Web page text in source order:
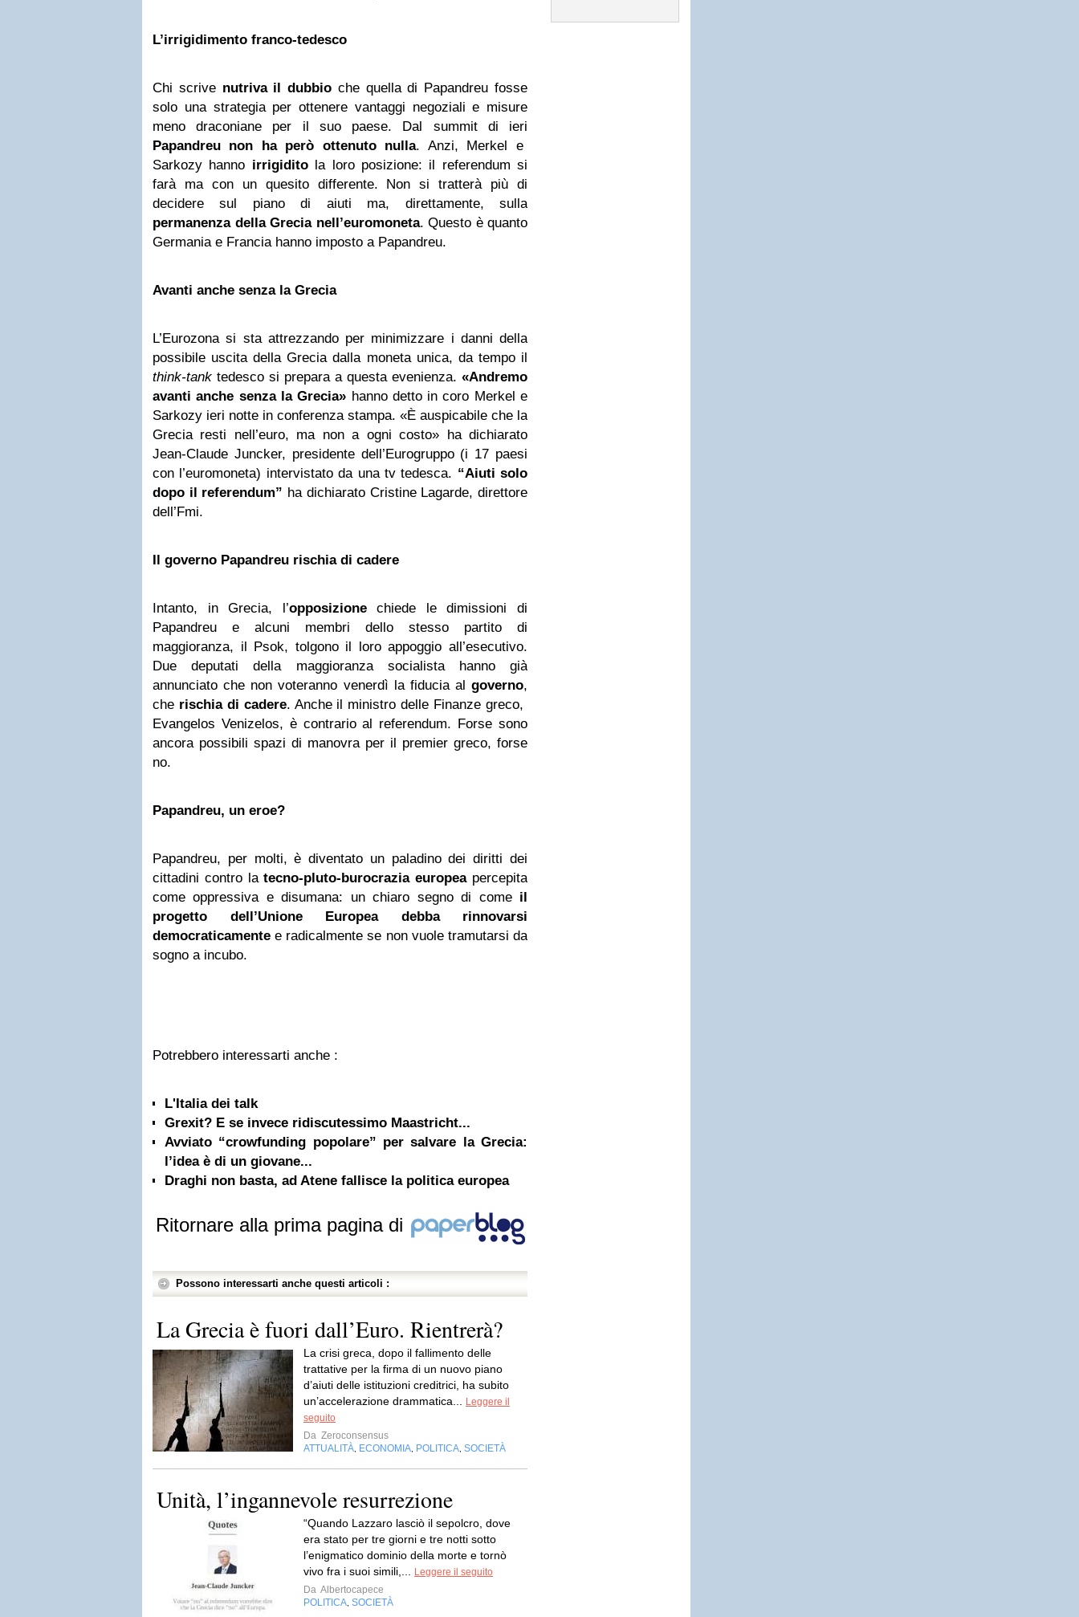
L’irrigidimento franco-tedesco
Chi scrive nutriva il dubbio che quella di Papandreu fosse
solo una strategia per ottenere vantaggi negoziali e misure
meno draconiane per il suo paese. Dal summit di ieri
Papandreu non ha però ottenuto nulla. Anzi, Merkel e
Sarkozy hanno irrigiditola loro posizione: il referendum si
farà ma con un quesito differente. Non si tratterà più di
decidere sul piano di aiuti ma, direttamente, sulla
permanenza della Grecia nell’euromoneta. Questo è quanto
Germania e Francia hanno imposto a Papandreu.
Avanti anche senza la Grecia
L’Eurozona si sta attrezzando per minimizzare i danni della
possibile uscita della Grecia dalla moneta unica, da tempo il
think-tank tedesco si prepara a questa evenienza. «Andremo
avanti anche senza la Grecia» hanno detto in coro Merkel e
Sarkozy ieri notte in conferenza stampa. «È auspicabile che la
Grecia resti nell’euro, ma non a ogni costo» ha dichiarato
Jean-Claude Juncker, presidente dell’Eurogruppo (i 17 paesi
con l’euromoneta) intervistato da una tv tedesca. “Aiuti solo
dopo il referendum” ha dichiarato Cristine Lagarde, direttore
dell’Fmi.
Il governo Papandreu rischia di cadere
Intanto, in Grecia, l’opposizionechiede le dimissioni di
Papandreu e alcuni membri dello stesso partito di
maggioranza, il Psok, tolgono il loro appoggio all’esecutivo.
Due deputati della maggioranza socialista hanno già
annunciato che non voteranno venerdì la fiducia al governo,
che rischia di cadere. Anche il ministro delle Finanze greco,
Evangelos Venizelos, è contrario al referendum. Forse sono
ancora possibili spazi di manovra per il premier greco, forse
no.
Papandreu, un eroe?
Papandreu, per molti, è diventato un paladino dei diritti dei
cittadini contro latecno-pluto-burocrazia europeapercepita
come oppressiva e disumana: un chiaro segno di come il
progetto dell’Unione Europea debba rinnovarsi
democraticamente e radicalmente se non vuole tramutarsi da
sogno a incubo.
Potrebbero interessarti anche :
L'Italia dei talk
Grexit? E se invece ridiscutessimo Maastricht...
Avviato “crowfunding popolare” per salvare la Grecia:
l’idea è di un giovane...
Draghi non basta, ad Atene fallisce la politica europea
Ritornare alla prima pagina di
Possono interessarti anche questi articoli :
La Grecia è fuori dall’Euro. Rientrerà?
La crisi greca, dopo il fallimento delle
trattative per la firma di un nuovo piano
d’aiuti delle istituzioni creditrici, ha subito
un’accelerazione drammatica...
Leggere il
seguito
Da Zeroconsensus
ATTUALITÀ ECONOMIA POLITICA SOCIETÀ
Unità, l’ingannevole resurrezione
“Quando Lazzaro lasciò il sepolcro, dove
era stato per tre giorni e tre notti sotto
l’enigmatico dominio della morte e tornò
vivo fra i suoi simili,...
Leggere il seguito
Da Albertocapece
POLITICA SOCIETÀ